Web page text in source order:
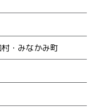
・みなかみ町